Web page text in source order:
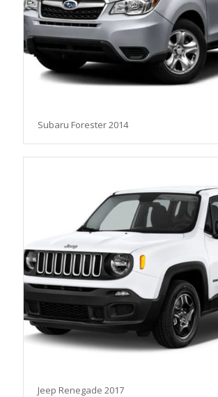
Subaru Forester 2014
Jeep Renegade 2017